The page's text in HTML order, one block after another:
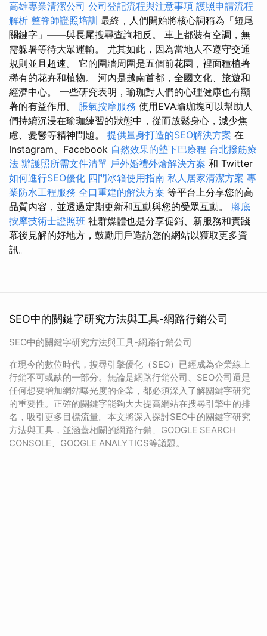
高雄專業清潔公司 公司登記流程與注意事項 護照申請流程
解析 整脊師證照培訓 最終，人們開始將核心詞稱為「短尾
關鍵字」——與長尾搜尋查詢相反。 車上都裝有空調，無
需躲暑等待大眾運輸。 尤其如此，因為當地人不遵守交通
規則並且超速。 它的圍牆周圍是五個前花園，裡面種植著
稀有的花卉和植物。 河內是越南首都，全國文化、旅遊和
經濟中心。 一些研究表明，瑜珈對人們的心理健康也有顯
著的有益作用。 脹氣按摩服務 使用EVA瑜珈塊可以幫助人
們持續沉浸在瑜珈練習的狀態中，從而放鬆身心，減少焦
慮、憂鬱等精神問題。 提供量身打造的SEO解決方案 在
Instagram、Facebook 自然效果的墊下巴療程 台北撥筋療
法 辦護照所需文件清單 戶外婚禮外燴解決方案 和 Twitter
如何進行SEO優化 四門冰箱使用指南 私人居家清潔方案 專
業防水工程服務 全口重建的解決方案 等平台上分享您的高
品質內容，並透過定期更新和互動與您的受眾互動。 腳底
按摩技術士證照班 社群媒體也是分享促銷、新服務和實踐
幕後見解的好地方，鼓勵用戶造訪您的網站以獲取更多資
訊。
SEO中的關鍵字研究方法與工具-網路行銷公司
SEO中的關鍵字研究方法與工具-網路行銷公司
在現今的數位時代，搜尋引擎優化（SEO）已經成為企業線上
行銷不可或缺的一部分。無論是網路行銷公司、SEO公司還是
任何想要增加網站曝光度的企業，都必須深入了解關鍵字研究
的重要性。正確的關鍵字能夠大大提高網站在搜尋引擎中的排
名，吸引更多目標流量。本文將深入探討SEO中的關鍵字研究
方法與工具，並涵蓋相關的網路行銷、GOOGLE SEARCH
CONSOLE、GOOGLE ANALYTICS等議題。